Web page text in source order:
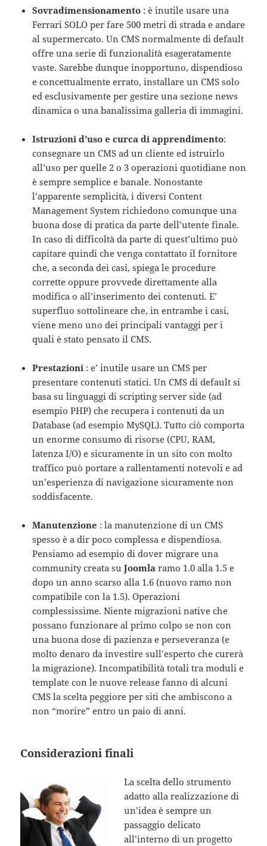
Sovradimensionamento : è inutile usare una
Ferrari SOLO per fare 500 metri di strada e andare
al supermercato. Un CMS normalmente di default
offre una serie di funzionalità esageratamente
vaste. Sarebbe dunque inopportuno, dispendioso
e concettualmente errato, installare un CMS solo
ed esclusivamente per gestire una sezione news
dinamica o una banalissima galleria di immagini.
Istruzioni d’uso e curca di apprendimento:
consegnare un CMS ad un cliente ed istruirlo
all’uso per quelle 2 o 3 operazioni quotidiane non
è sempre semplice e banale. Nonostante
l’apparente semplicità, i diversi Content
Management System richiedono comunque una
buona dose di pratica da parte dell’utente finale.
In caso di difficoltà da parte di quest’ultimo può
capitare quindi che venga contattato il fornitore
che, a seconda dei casi, spiega le procedure
corrette oppure provvede direttamente alla
modifica o all’inserimento dei contenuti. E’
superfluo sottolineare che, in entrambe i casi,
viene meno uno dei principali vantaggi per i
quali è stato pensato il CMS.
Prestazioni : e’ inutile usare un CMS per
presentare contenuti statici. Un CMS di default si
basa su linguaggi di scripting server side (ad
esempio PHP) che recupera i contenuti da un
Database (ad esempio MySQL). Tutto ciò comporta
un enorme consumo di risorse (CPU, RAM,
latenza I/O) e sicuramente in un sito con molto
traffico può portare a rallentamenti notevoli e ad
un’esperienza di navigazione sicuramente non
soddisfacente.
Manutenzione : la manutenzione di un CMS
spesso è a dir poco complessa e dispendiosa.
Pensiamo ad esempio di dover migrare una
community creata suJoomla ramo 1.0 alla 1.5 e
dopo un anno scarso alla 1.6 (nuovo ramo non
compatibile con la 1.5). Operazioni
complessissime. Niente migrazioni native che
possano funzionare al primo colpo se non con
una buona dose di pazienza e perseveranza (e
molto denaro da investire sull’esperto che curerà
la migrazione). Incompatibilità totali tra moduli e
template con le nuove release fanno di alcuni
CMS la scelta peggiore per siti che ambiscono a
non “morire” entro un paio di anni.
Considerazioni finali
La scelta dello strumento
adatto alla realizzazione di
un’idea è sempre un
passaggio delicato
all’interno di un progetto